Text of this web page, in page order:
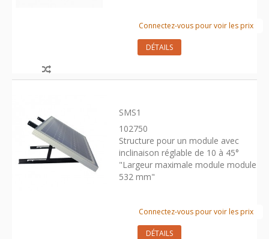
Connectez-vous pour voir les prix
DÉTAILS
SMS1
102750
Structure pour un module avec
inclinaison réglable de 10 à 45°
"Largeur maximale module module
532 mm"
Connectez-vous pour voir les prix
DÉTAILS